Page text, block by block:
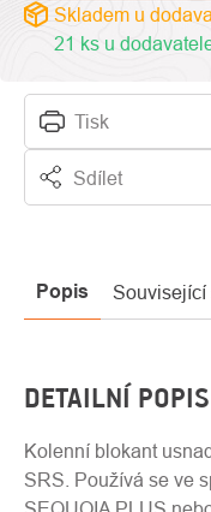
Tisk
Sdílet
Skladem u
21 ks u
Popis Související
DETAILNÍ
Kolenní blokant
SRS. Používá se ve